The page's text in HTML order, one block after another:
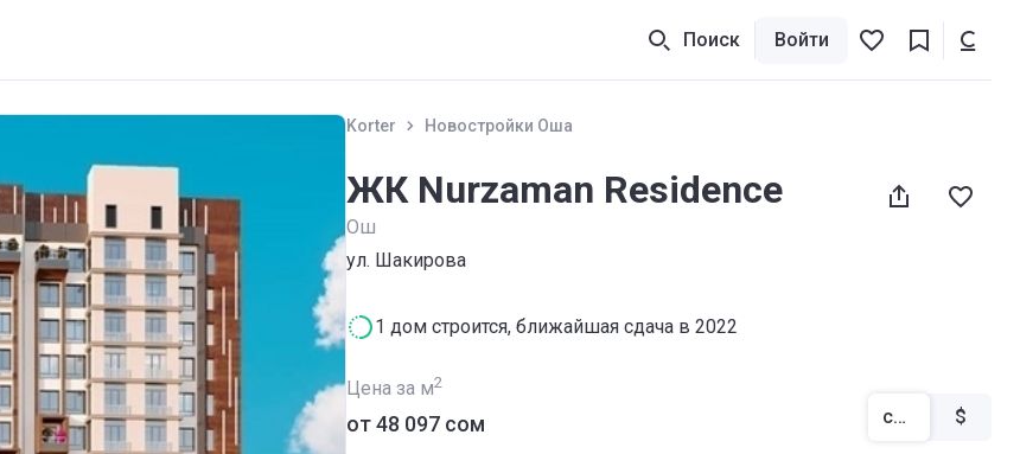
Поиск Войти
Korter Новостройки Оша
ЖК Nurzaman Residence
Ош
ул. Шакирова
1 дом строится, ближайшая сдача в 2022
Цена за м2
от ‍48 097 сом сом $